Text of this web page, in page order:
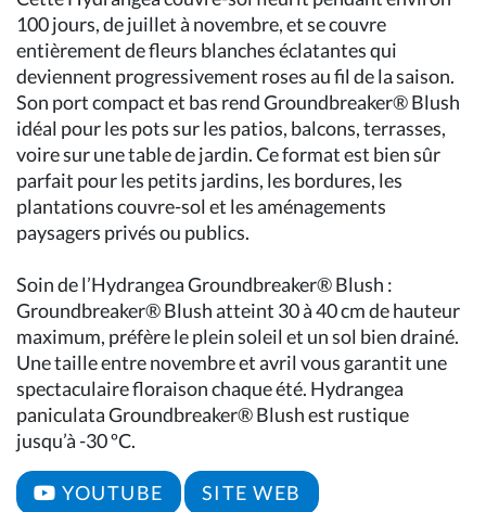
100 jours, de juillet à novembre, et se couvre
entièrement de fleurs blanches éclatantes qui
deviennent progressivement roses au fil de la saison.
Son port compact et bas rend Groundbreaker® Blush
idéal pour les pots sur les patios, balcons, terrasses,
voire sur une table de jardin. Ce format est bien sûr
parfait pour les petits jardins, les bordures, les
plantations couvre-sol et les aménagements
paysagers privés ou publics.
Soin de l’Hydrangea Groundbreaker® Blush :
Groundbreaker® Blush atteint 30 à 40 cm de hauteur
maximum, préfère le plein soleil et un sol bien drainé.
Une taille entre novembre et avril vous garantit une
spectaculaire floraison chaque été. Hydrangea
paniculata Groundbreaker® Blush est rustique
jusqu’à -30 ºC.
YOUTUBE SITE WEB